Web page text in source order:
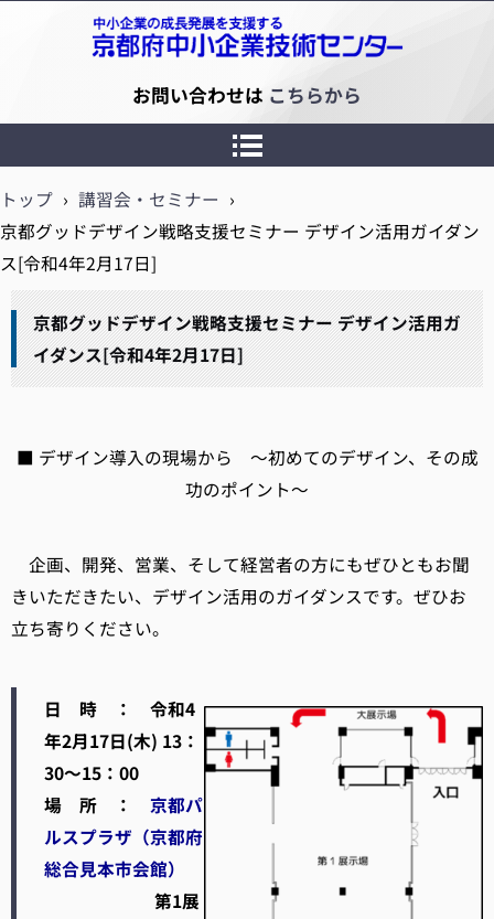
京都府中小企業技術センター
お問い合わせは こちらから
トップ › 講習会・セミナー ›
京都グッドデザイン戦略支援セミナー デザイン活用ガイダン
ス[令和4年2月17日]
京都グッドデザイン戦略支援セミナー デザイン活用ガ
イダンス[令和4年2月17日]
■ デザイン導入の現場から ～初めてのデザイン、その成
功のポイント～
企画、開発、営業、そして経営者の方にもぜひともお聞
きいただきたい、デザイン活用のガイダンスです。ぜひお
立ち寄りください。
日 時 ： 令和4
年2月17日(木) 13：
30～15：00
場 所 ： 京都パ
ルスプラザ（京都府
総合見本市会館）
第1展